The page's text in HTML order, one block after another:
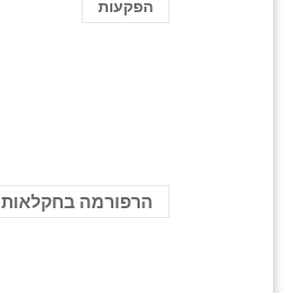
הפקעות
הרפורמה בחקלאות